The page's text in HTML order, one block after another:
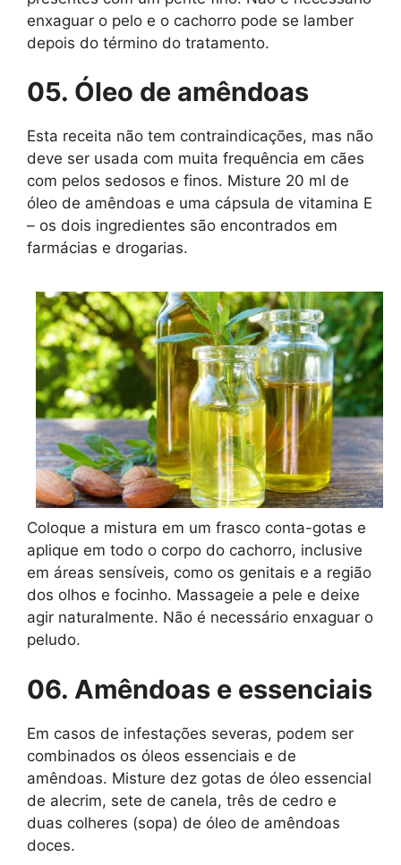
enxaguar o pelo e o cachorro pode se lamber
depois do término do tratamento.
05. Óleo de amêndoas
Esta receita não tem contraindicações, mas não
deve ser usada com muita frequência em cães
com pelos sedosos e finos. Misture 20 ml de
óleo de amêndoas e uma cápsula de vitamina E
– os dois ingredientes são encontrados em
farmácias e drogarias.
Coloque a mistura em um frasco conta-gotas e
aplique em todo o corpo do cachorro, inclusive
em áreas sensíveis, como os genitais e a região
dos olhos e focinho. Massageie a pele e deixe
agir naturalmente. Não é necessário enxaguar o
peludo.
06. Amêndoas e essenciais
Em casos de infestações severas, podem ser
combinados os óleos essenciais e de
amêndoas. Misture dez gotas de óleo essencial
de alecrim, sete de canela, três de cedro e
duas colheres (sopa) de óleo de amêndoas
doces.